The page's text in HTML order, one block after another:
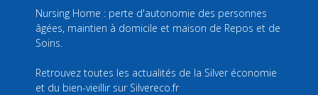
Nursing Home : perte d'autonomie des personnes
âgées, maintien à domicile et maison de Repos et de
Soins.
Retrouvez toutes les actualités de la Silver économie
et du bien-vieillir sur Silvereco.fr